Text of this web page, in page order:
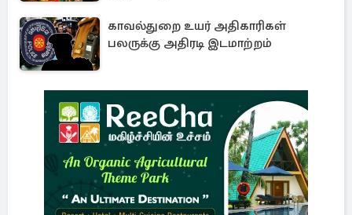
காவல்துறை உயர் அதிகாரிகள்
பலருக்கு அதிரடி இடமாற்றம்